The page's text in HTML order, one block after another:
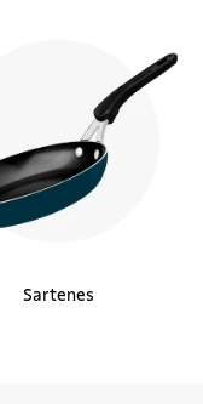
Sartenes